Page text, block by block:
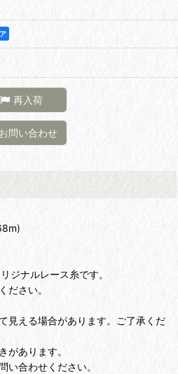
再入荷
お問い合わせ
ジナルレース糸です。
ださい。
見える場合があります。ご了承くだ
があります。
い合わせください。